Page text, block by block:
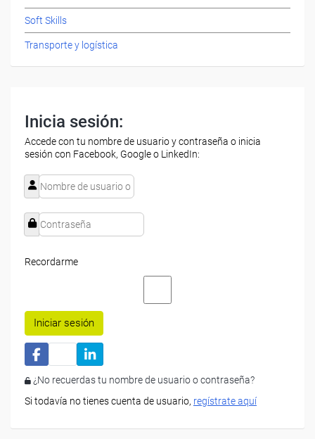
Soft Skills
Transporte y logística
Inicia sesión:
Accede con tu nombre de usuario y contraseña o inicia
sesión con Facebook, Google o LinkedIn:
Recordarme
Iniciar sesión
¿No recuerdas tu nombre de usuario o contraseña?
Si todavía no tienes cuenta de usuario, regístrate aquí